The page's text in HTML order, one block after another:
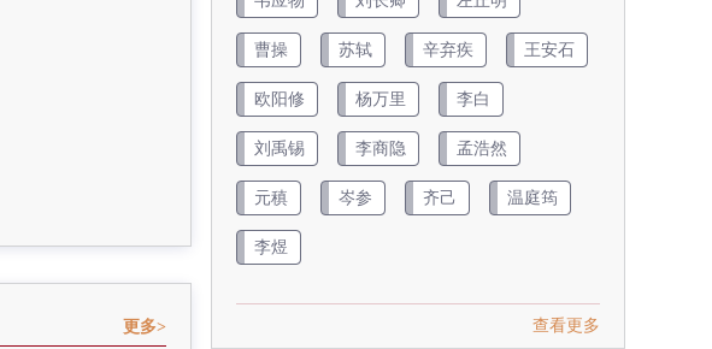
更多>
曹操 苏轼 辛弃疾 王安石
欧阳修 杨万里 李白
刘禹锡 李商隐 孟浩然
元稹 岑参 齐己 温庭筠
李煜
查看更多